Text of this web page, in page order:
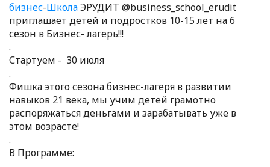
бизнес-ШколаЭРУДИТ @business_school_erudit
приглашает детей и подростков 10-15 лет на 6
сезон в Бизнес- лагерь!!!
.
Стартуем - 30 июля
.
Фишка этого сезона бизнес-лагеря в развитии
навыков 21 века, мы учим детей грамотно
распоряжаться деньгами и зарабатывать уже в
этом возрасте!
.
В Программе: